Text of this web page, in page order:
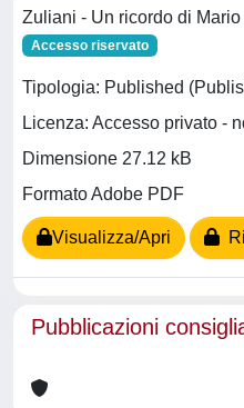
Zuliani - Un ricordo di
Accesso riservato
Tipologia: Published
Licenza: Accesso privato -
Dimensione 27.12 kB
Formato Adobe PDF
Visualizza/Apri
Pubblicazioni